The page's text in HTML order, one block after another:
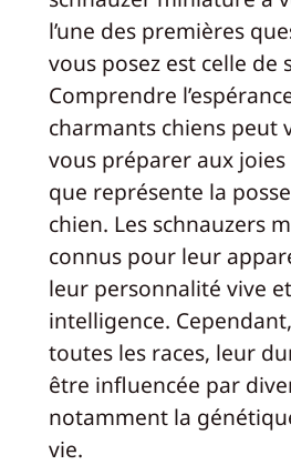
l’une des premières
vous posez est celle de
Comprendre
charmants chiens peut
vous préparer aux
que représente la
chien. Les schnauzers
connus pour leur
leur personnalité vive
intelligence.
toutes les races, leur
être influencée par
notamment la
vie.